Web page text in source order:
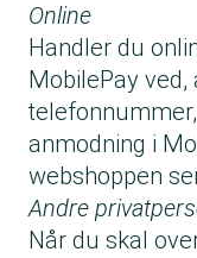
Online
Handler du
MobilePay
anmodning i
webshoppen
Andre
Når du skal